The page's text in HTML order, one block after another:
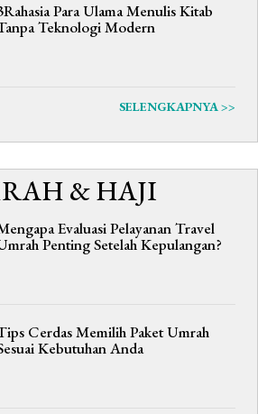
Para Ulama Menulis Kitab
Teknologi Modern
SELENGKAPNYA >>
& HAJI
Evaluasi Pelayanan Travel
Penting Setelah Kepulangan?
Cerdas Memilih Paket Umrah
Kebutuhan Anda